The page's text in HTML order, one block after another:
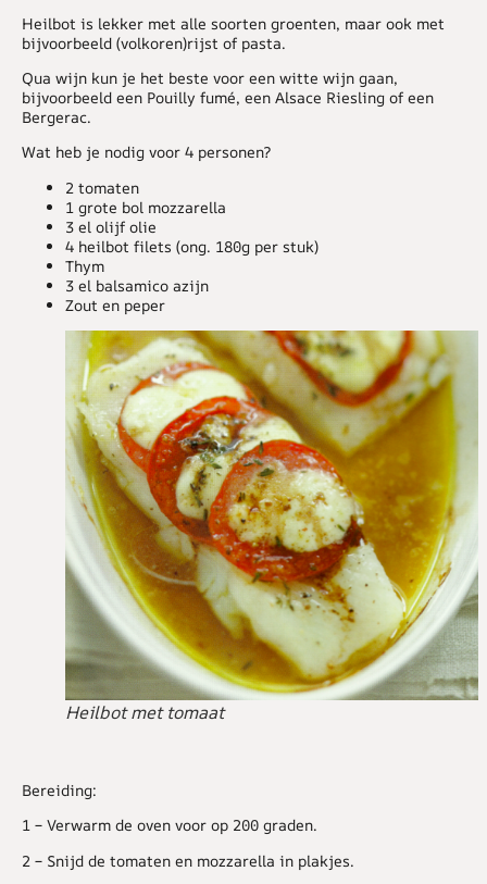
Heilbot is lekker met alle soorten groenten, maar ook met
bijvoorbeeld (volkoren)rijst of pasta.
Qua wijn kun je het beste voor een witte wijn gaan,
bijvoorbeeld een Pouilly fumé, een Alsace Riesling of een
Bergerac.
Wat heb je nodig voor 4 personen?
2 tomaten
1 grote bol mozzarella
3 el olijf olie
4 heilbot filets (ong. 180g per stuk)
Thym
3 el balsamico azijn
Zout en peper
Heilbot met tomaat
Bereiding:
1 – Verwarm de oven voor op 200 graden.
2 – Snijd de tomaten en mozzarella in plakjes.